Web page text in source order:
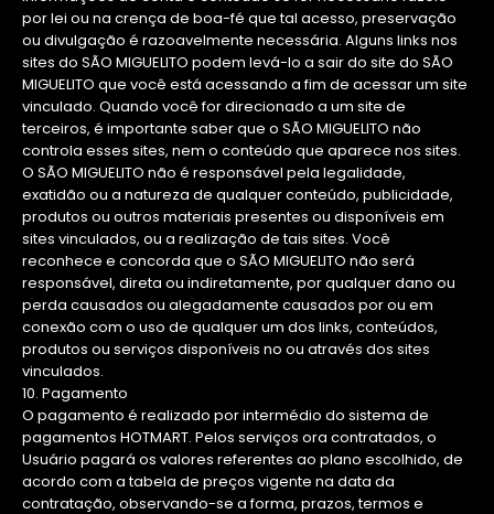
por lei ou na crença de boa-fé que tal acesso, preservação
ou divulgação é razoavelmente necessária. Alguns links nos
sites do SÃO MIGUELITO podem levá-lo a sair do site do SÃO
MIGUELITO que você está acessando a fim de acessar um site
vinculado. Quando você for direcionado a um site de
terceiros, é importante saber que o SÃO MIGUELITO não
controla esses sites, nem o conteúdo que aparece nos sites.
O SÃO MIGUELITO não é responsável pela legalidade,
exatidão ou a natureza de qualquer conteúdo, publicidade,
produtos ou outros materiais presentes ou disponíveis em
sites vinculados, ou a realização de tais sites. Você
reconhece e concorda que o SÃO MIGUELITO não será
responsável, direta ou indiretamente, por qualquer dano ou
perda causados ou alegadamente causados por ou em
conexão com o uso de qualquer um dos links, conteúdos,
produtos ou serviços disponíveis no ou através dos sites
vinculados.
10. Pagamento
O pagamento é realizado por intermédio do sistema de
pagamentos HOTMART. Pelos serviços ora contratados, o
Usuário pagará os valores referentes ao plano escolhido, de
acordo com a tabela de preços vigente na data da
contratação, observando-se a forma, prazos, termos e